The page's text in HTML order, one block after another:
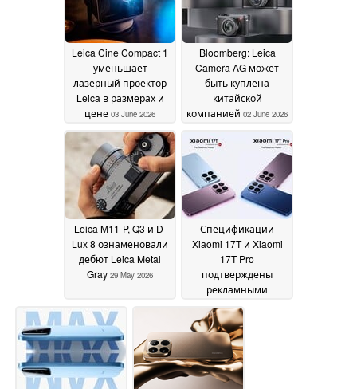
Leica Cine Compact 1
уменьшает
лазерный проектор
Leica в размерах и
цене 03 June 2026
Bloomberg: Leica
Camera AG может
быть куплена
китайской
компанией 02 June 2026
Leica M11-P, Q3 и D-
Lux 8 ознаменовали
дебют Leica Metal
Gray 29 May 2026
Спецификации
Xiaomi 17T и Xiaomi
17T Pro
подтверждены
рекламными
2026